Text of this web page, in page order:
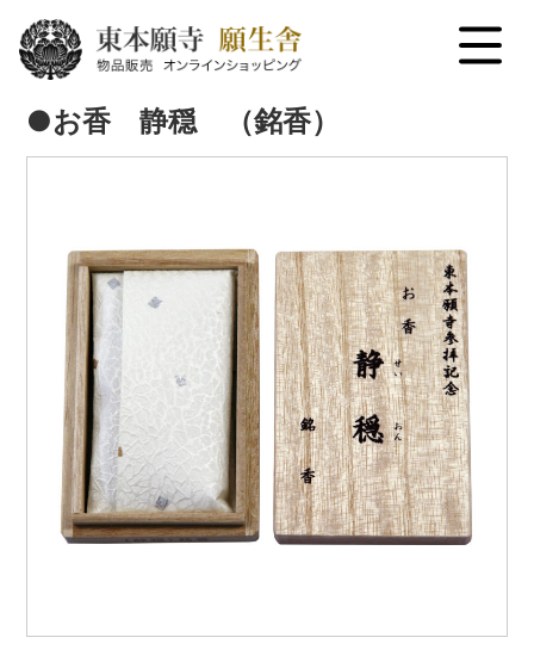
menu
●お香 静穏 （銘香）